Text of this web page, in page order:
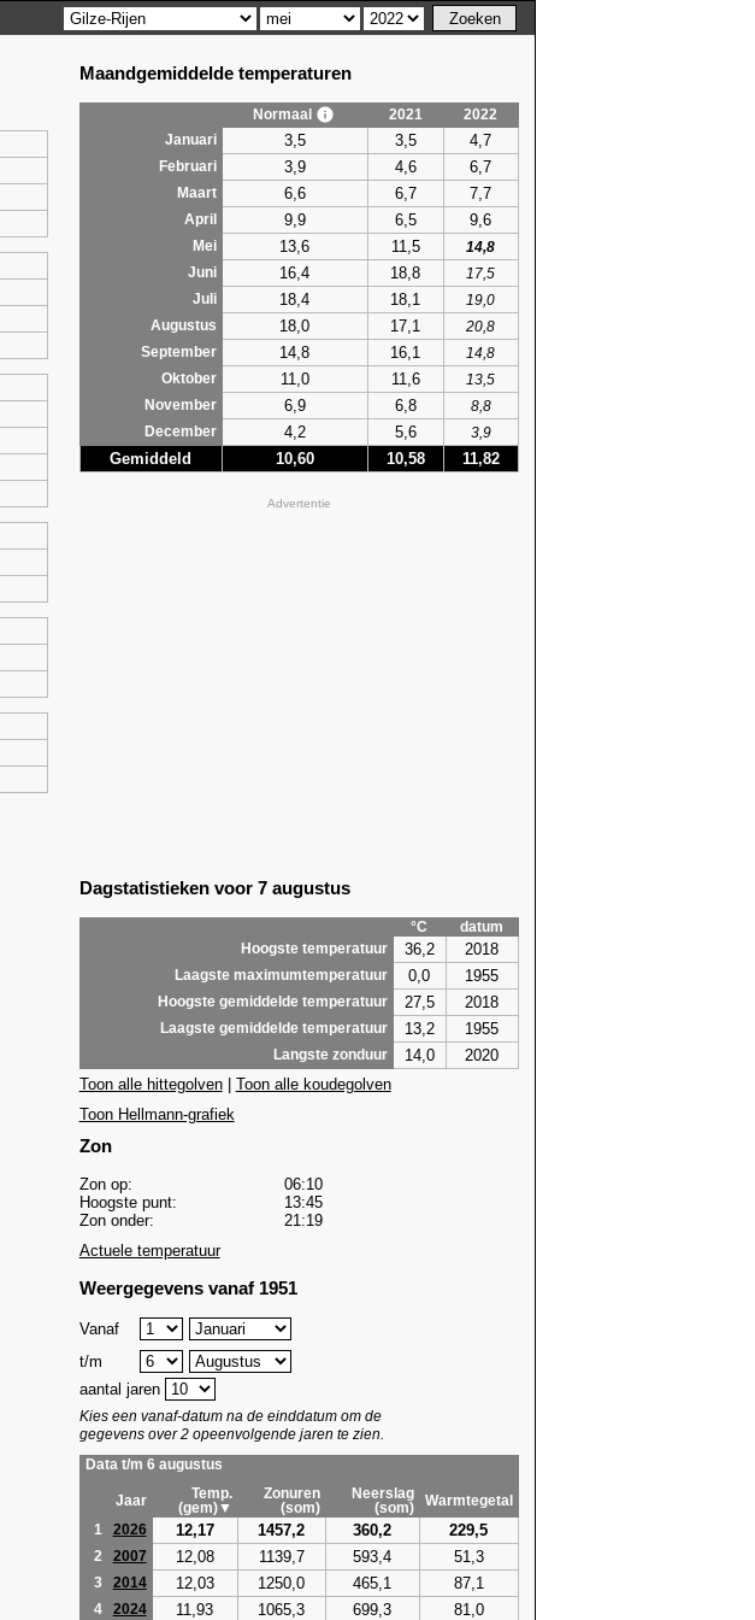
Maandgemiddelde temperaturen
Normaal 2021
2022
Januari
3,5 3,5 4,7
Februari 3,9 4,6 6,7
Maart 6,6 6,7 7,7
April 9,9 6,5 9,6
Mei 13,6 11,5
14,8
Juni
16,4 18,8
17,5
Juli
18,4 18,1
19,0
Augustus
18,0 17,1
20,8
September
14,8 16,1
14,8
Oktober
11,0 11,6
13,5
November
6,9 6,8
8,8
December
4,2 5,6 3,9
Gemiddeld 10,60 10,58 11,82
Advertentie
Dagstatistieken voor 7 augustus
°C
datum
Hoogste temperatuur
36,2 2018
Laagste maximumtemperatuur 0,0 1955
Hoogste gemiddelde temperatuur 27,5 2018
Laagste gemiddelde temperatuur 13,2 1955
Langste zonduur 14,0
2020
Toon alle hittegolven| Toon alle koudegolven
Toon Hellmann-grafiek
Zon
Zon op:
06:10
Hoogste punt:
13:45
Zon onder:
21:19
Actuele temperatuur
Weergegevens vanaf 1951
Vanaf
t/m
aantal jaren
Kies een vanaf-datum na de einddatum om de
gegevens over 2 opeenvolgende jaren te zien.
Data t/m 6 augustus
Jaar
Temp.
(gem)▼
Zonuren
(som)
Neerslag
(som)
Warmtegetal
1
2026 12,17 1457,2 360,2 229,5
2 2007 12,08 1139,7 593,4 51,3
3 2014 12,03 1250,0 465,1 87,1
4 2024 11,93 1065,3 699,3 81,0